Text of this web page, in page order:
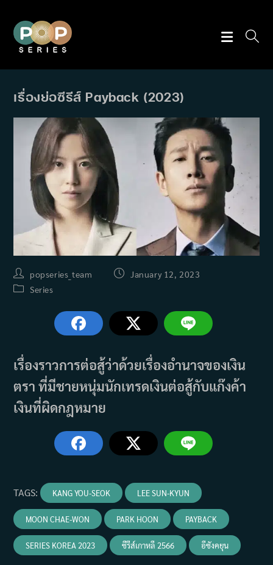
content
เรื่องย่อซีรีส์ Payback (2023)
Post
author:
popseries_team
Post January 12, 2023
PostSeries
เรื่องราวการต่อสู้ว่าด้วยเรื่องอำนาจของเงิน
ตรา ที่มีชายหนุ่มนักเทรดเงินต่อสู้กับแก๊งค้า
เงินที่ผิดกฎหมาย
TAGS: KANG YOU-SEOK LEE SUN-KYUN
MOON CHAE-WON PARK HOON PAYBACK
SERIES KOREA 2023 ซีรีส์เกาหลี 2566 อีซังคยุน